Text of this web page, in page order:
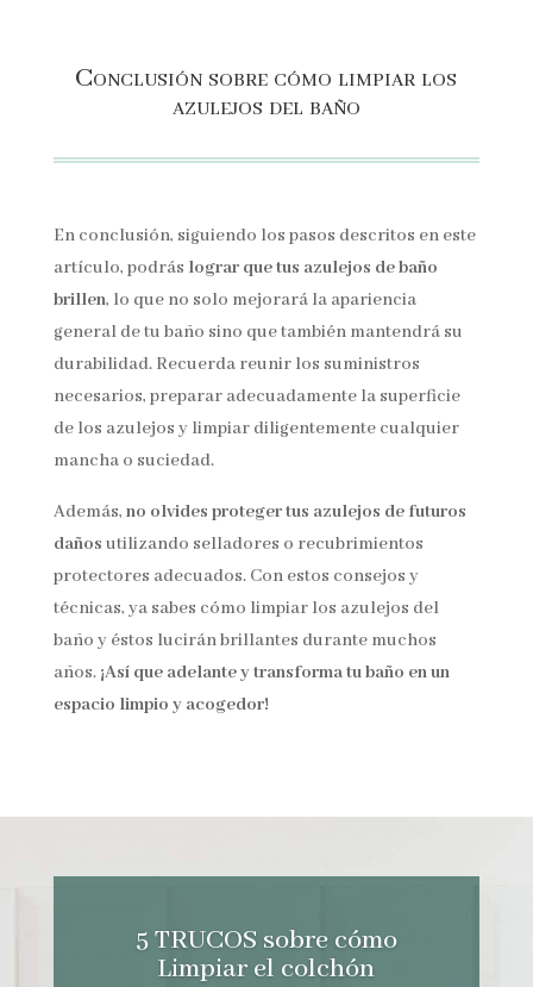
Conclusión sobre cómo limpiar los
azulejos del baño
En conclusión, siguiendo los pasos descritos en este
artículo, podrás lograr que tus azulejos de baño
brillen, lo que no solo mejorará la apariencia
general de tu baño sino que también mantendrá su
durabilidad. Recuerda reunir los suministros
necesarios, preparar adecuadamente la superficie
de los azulejos y limpiar diligentemente cualquier
mancha o suciedad.
Además, no olvides proteger tus azulejos de futuros
daños utilizando selladores o recubrimientos
protectores adecuados. Con estos consejos y
técnicas, ya sabes cómo limpiar los azulejos del
baño y éstos lucirán brillantes durante muchos
años. ¡Así que adelante y transforma tu baño en un
espacio limpio y acogedor!
5 TRUCOS sobre cómo
Limpiar el colchón